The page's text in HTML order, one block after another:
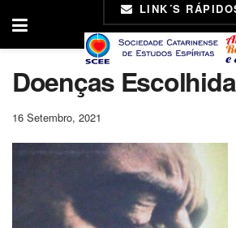
LINK´S
Doenças
16 Setembro, 2021